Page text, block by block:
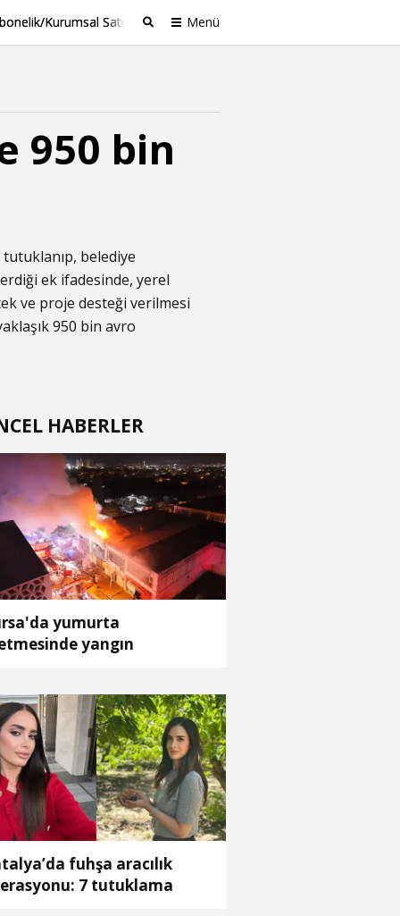
Kurumsal Satış Menü
950 bin
belediye
ek ifadesinde, yerel
ve proje desteği verilmesi
950 bin avro
HABERLER
yumurta
yangın
fuhşa aracılık
7 tutuklama